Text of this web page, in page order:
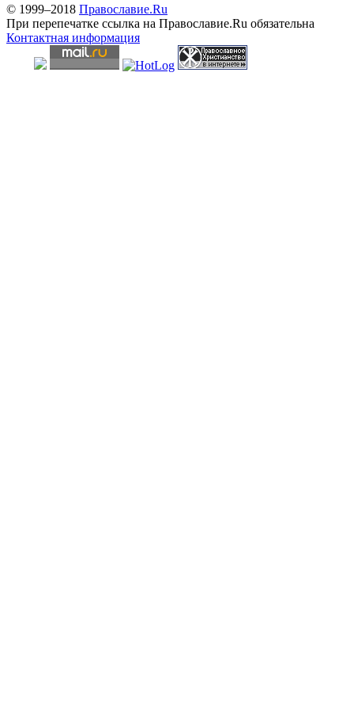
© 1999–2018 Православие.Ru
При перепечатке ссылка на Православие.Ru обязательна
Контактная информация